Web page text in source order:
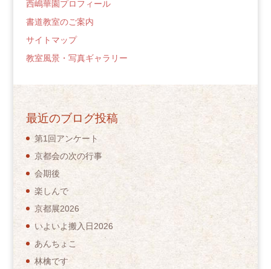
西嶋華園プロフィール
書道教室のご案内
サイトマップ
教室風景・写真ギャラリー
最近のブログ投稿
第1回アンケート
京都会の次の行事
会期後
楽しんで
京都展2026
いよいよ搬入日2026
あんちょこ
林檎です